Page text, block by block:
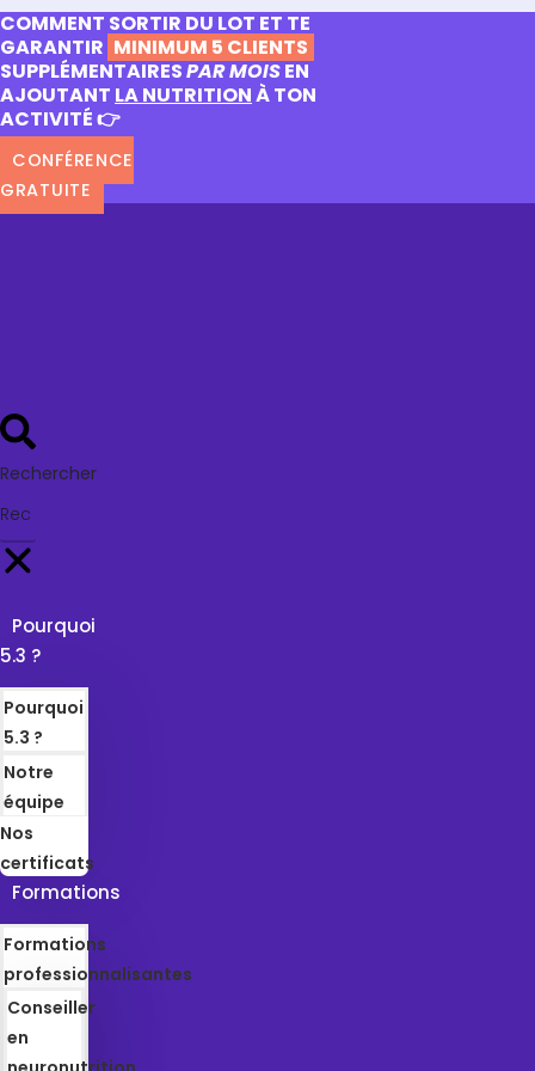
COMMENT SORTIR DU LOT ET TE
GARANTIR MINIMUM 5 CLIENTS
SUPPLÉMENTAIRESPAR MOISEN
AJOUTANT LA NUTRITIONÀ TON
ACTIVITÉ 👉
CONFÉRENCE
GRATUITE
Rechercher
Pourquoi
5.3 ?
Pourquoi
5.3 ?
Notre
équipe
Nos
certificats
Formations
Formations
professionnalisantes
Conseiller
en